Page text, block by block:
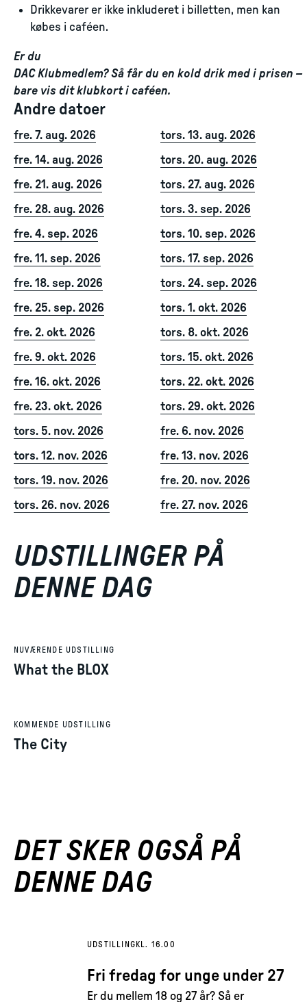
Drikkevarer er ikke inkluderet i billetten, men kan
købes i caféen.
Er du
DAC Klubmedlem? Så får du en kold drik med i prisen –
bare vis dit klubkort i caféen.
Andre datoer
fre. 7. aug. 2026
tors. 13. aug. 2026
fre. 14. aug. 2026
tors. 20. aug. 2026
fre. 21. aug. 2026
tors. 27. aug. 2026
fre. 28. aug. 2026
tors. 3. sep. 2026
fre. 4. sep. 2026
tors. 10. sep. 2026
fre. 11. sep. 2026
tors. 17. sep. 2026
fre. 18. sep. 2026
tors. 24. sep. 2026
fre. 25. sep. 2026
tors. 1. okt. 2026
fre. 2. okt. 2026
tors. 8. okt. 2026
fre. 9. okt. 2026
tors. 15. okt. 2026
fre. 16. okt. 2026
tors. 22. okt. 2026
fre. 23. okt. 2026
tors. 29. okt. 2026
tors. 5. nov. 2026
fre. 6. nov. 2026
tors. 12. nov. 2026
fre. 13. nov. 2026
tors. 19. nov. 2026
fre. 20. nov. 2026
tors. 26. nov. 2026
fre. 27. nov. 2026
UDSTILLINGER PÅ
DENNE DAG
NUVÆRENDE UDSTILLING
What the BLOX
KOMMENDE UDSTILLING
The City
DET SKER OGSÅ PÅ
DENNE DAG
UDSTILLING KL. 16.00
Fri fredag for unge under 27
Er du mellem 18 og 27 år? Så er